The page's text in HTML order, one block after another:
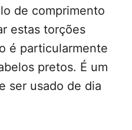
de comprimento
estas torções
é particularmente
pretos. É um
ser usado de dia